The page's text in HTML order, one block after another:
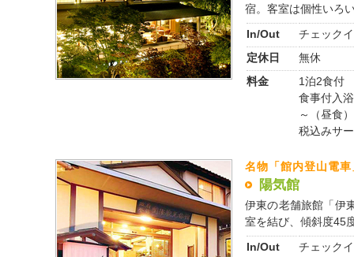
宿。客室は個性いろ
In/Out
チェック
定休日
無休
料金
1泊2食付
食事付入
～（昼食
税込みサ
名物「館内登山電
陽気館
伊東の老舗旅館「伊
室を結び、傾斜度45
In/Out
チェック